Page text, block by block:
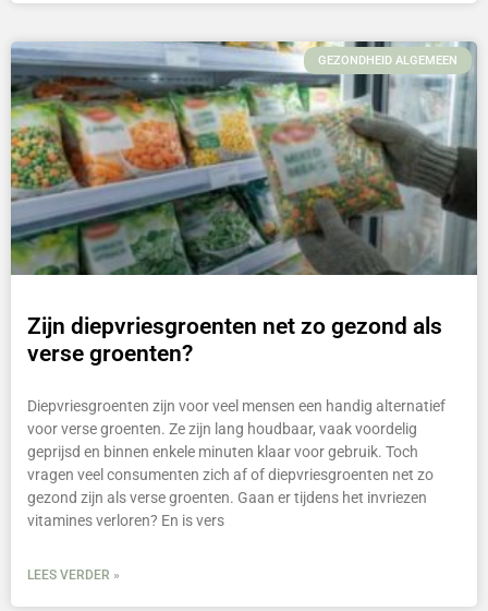
GEZONDHEID ALGEMEEN
Zijn diepvriesgroenten net zo gezond als
verse groenten?
Diepvriesgroenten zijn voor veel mensen een handig alternatief
voor verse groenten. Ze zijn lang houdbaar, vaak voordelig
geprijsd en binnen enkele minuten klaar voor gebruik. Toch
vragen veel consumenten zich af of diepvriesgroenten net zo
gezond zijn als verse groenten. Gaan er tijdens het invriezen
vitamines verloren? En is vers
LEES VERDER »